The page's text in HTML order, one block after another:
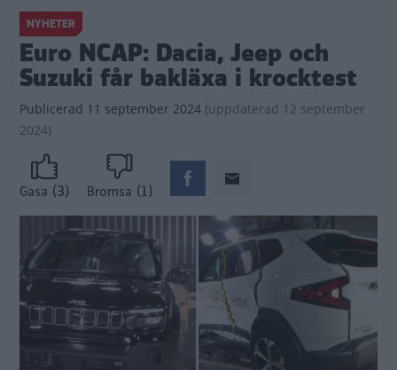
NYHETER
Euro NCAP: Dacia, Jeep och
Suzuki får bakläxa i krocktest
Publicerad 11 september 2024 (uppdaterad 12 september
2024)
Gasa (3) Bromsa (1)